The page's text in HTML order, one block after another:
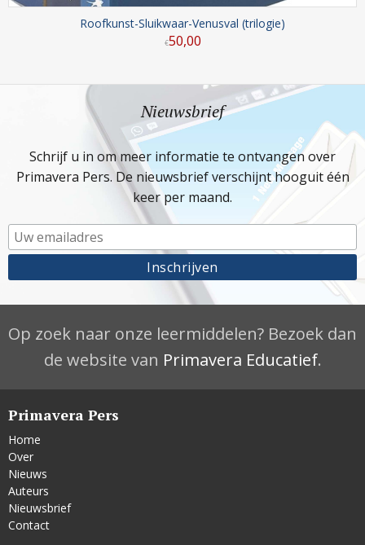
Roofkunst-Sluikwaar-Venusval (trilogie)
€50,00
Nieuwsbrief
Schrijf u in om meer informatie te ontvangen over
Primavera Pers. De nieuwsbrief verschijnt hooguit één
keer per maand.
Op zoek naar onze leermiddelen? Bezoek dan
de website van Primavera Educatief.
Primavera Pers
Home
Over
Nieuws
Auteurs
Nieuwsbrief
Contact